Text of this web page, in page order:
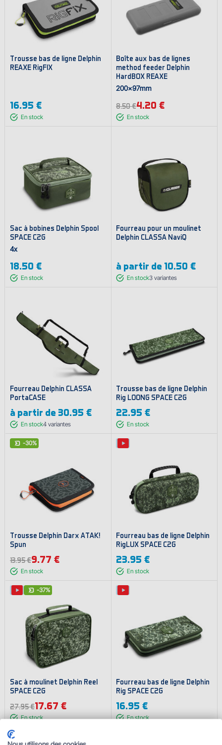
Trousse bas de ligne Delphin
REAXE RigFIX
16.95 €
En stock
Boîte aux bas de lignes
method feeder Delphin
HardBOX REAXE
200x97mm
8.50 €4.20 €
En stock
Sac à bobines Delphin Spool
SPACE C2G
4x
18.50 €
En stock
Fourreau pour un moulinet
Delphin CLASSA NaviQ
à partir de 10.50 €
En stock3 variantes
Fourreau Delphin CLASSA
PortaCASE
à partir de 30.95 €
En stock4 variantes
Trousse bas de ligne Delphin
Rig LOONG SPACE C2G
22.95 €
En stock
-30%
Trousse Delphin Darx ATAK!
Spun
13.95 €9.77 €
En stock
Fourreau bas de ligne Delphin
RigLUX SPACE C2G
23.95 €
En stock
-37%
Sac à moulinet Delphin Reel
SPACE C2G
27.95 €17.67 €
En stock
Fourreau bas de ligne Delphin
Rig SPACE C2G
16.95 €
En stock